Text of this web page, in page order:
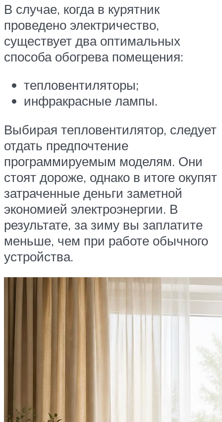
В случае, когда в курятник
проведено электричество,
существует два оптимальных
способа обогрева помещения:
тепловентиляторы;
инфракрасные лампы.
Выбирая тепловентилятор, следует
отдать предпочтение
программируемым моделям. Они
стоят дороже, однако в итоге окупят
затраченные деньги заметной
экономией электроэнергии. В
результате, за зиму вы заплатите
меньше, чем при работе обычного
устройства.